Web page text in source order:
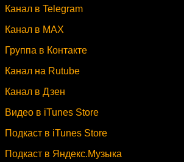
Канал в Telegram
Канал в MAX
Группа в Контакте
Канал на Rutube
Канал в Дзен
Видео в iTunes Store
Подкаст в iTunes Store
Подкаст в Яндекс.Музыка